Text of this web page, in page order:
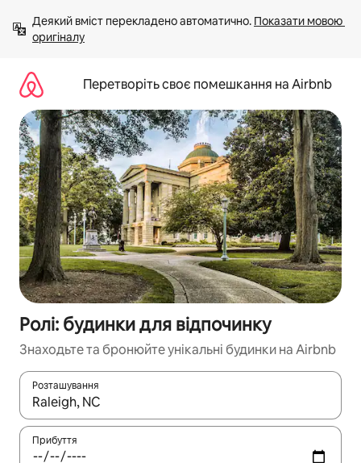
вмісту
Деякий вміст перекладено автоматично. Показати мовою
оригіналу
Перетворіть своє помешкання на Airbnb
Ролі: будинки для відпочинку
Знаходьте та бронюйте унікальні будинки на Airbnb
Розташування
Отримавши результати пошуку, використовуйте для
Прибуття